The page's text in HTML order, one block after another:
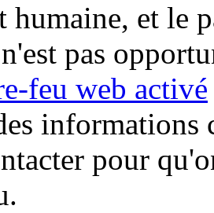
humaine, et le
pas
feu web activé
informations
pour